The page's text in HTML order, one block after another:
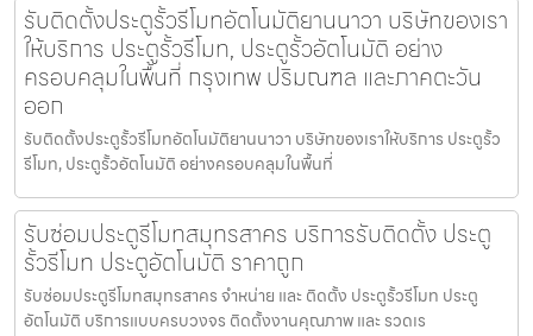
รับติดตั้งประตูรั้วรีโมทอัตโนมัติยานนาวา บริษัทของเรา
ให้บริการ ประตูรั้วรีโมท, ประตูรั้วอัตโนมัติ อย่าง
ครอบคลุมในพื้นที่ กรุงเทพ ปริมณฑล และภาคตะวัน
ออก
รับติดตั้งประตูรั้วรีโมทอัตโนมัติยานนาวา บริษัทของเราให้บริการ ประตูรั้ว
รีโมท, ประตูรั้วอัตโนมัติ อย่างครอบคลุมในพื้นที่
รับซ่อมประตูรีโมทสมุทรสาคร บริการรับติดตั้ง ประตู
รั้วรีโมท ประตูอัตโนมัติ ราคาถูก
รับซ่อมประตูรีโมทสมุทรสาคร จำหน่าย และ ติดตั้ง ประตูรั้วรีโมท ประตู
อัตโนมัติ บริการแบบครบวงจร ติดตั้งงานคุณภาพ และ รวดเร